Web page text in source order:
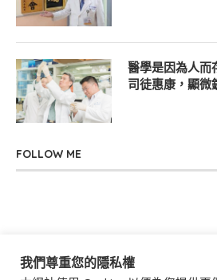
醫學是因為人而
司徒惠康，顯微
FOLLOW ME
我們尊重您的隱私權